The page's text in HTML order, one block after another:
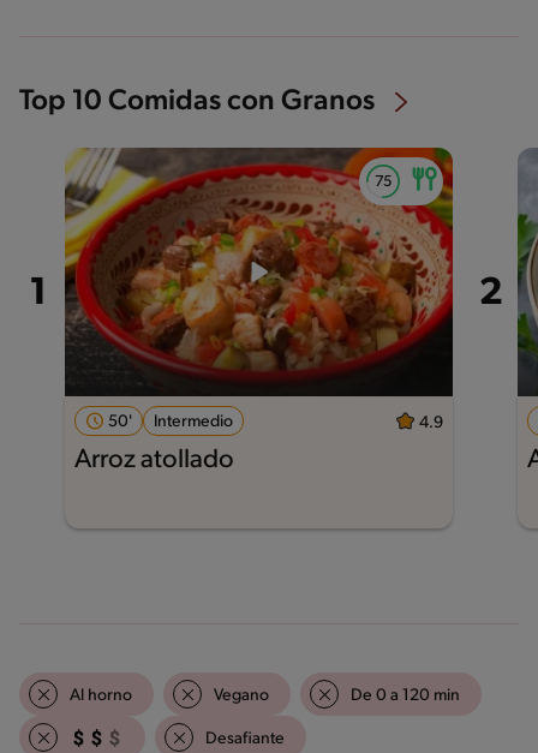
Top 10 Comidas con Granos
50' Intermedio 4.9
Arroz atollado
Al horno Vegano De 0 a 120 min
Desafiante